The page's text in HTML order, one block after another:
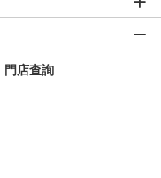
門店查詢